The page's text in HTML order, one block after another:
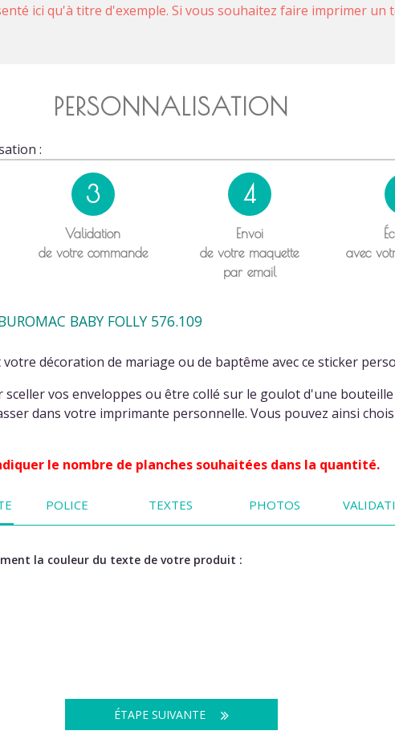
ici qu'à titre d'exemple. Si vous souhaitez faire imprimer un
PERSONNALISATION
:
3
Validation
de votre commande
4
Envoi
de votre maquette
par email
avec
BABY FOLLY 576.109
décoration de mariage ou de baptême avec ce sticker
vos enveloppes ou être collé sur le goulot d'une
dans votre imprimante personnelle. Vous pouvez ainsi
le nombre de planches souhaitées dans la quantité.
POLICE TEXTES PHOTOS
la couleur du texte de votre produit :
ÉTAPE SUIVANTE